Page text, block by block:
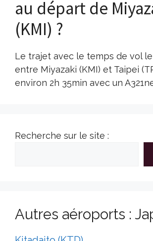
au départ de
(KMI) ?
Le trajet avec le temps de vol
entre Miyazaki (KMI) et Taipei
environ 2h 35min avec un
Recherche sur le site :
Autres aéroports :